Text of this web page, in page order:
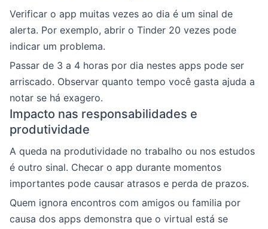
Verificar o app muitas vezes ao dia é um sinal de
alerta. Por exemplo, abrir o Tinder 20 vezes pode
indicar um problema.
Passar de 3 a 4 horas por dia nestes apps pode ser
arriscado. Observar quanto tempo você gasta ajuda a
notar se há exagero.
Impacto nas responsabilidades e
produtividade
A queda na produtividade no trabalho ou nos estudos
é outro sinal. Checar o app durante momentos
importantes pode causar atrasos e perda de prazos.
Quem ignora encontros com amigos ou familia por
causa dos apps demonstra que o virtual está se